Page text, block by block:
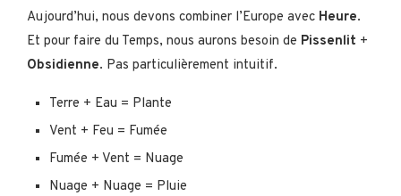
Aujourd’hui, nous devons combiner l’Europe avec Heure.
Et pour faire du Temps, nous aurons besoin de Pissenlit +
Obsidienne. Pas particulièrement intuitif.
Terre + Eau = Plante
Vent + Feu = Fumée
Fumée + Vent = Nuage
Nuage + Nuage = Pluie